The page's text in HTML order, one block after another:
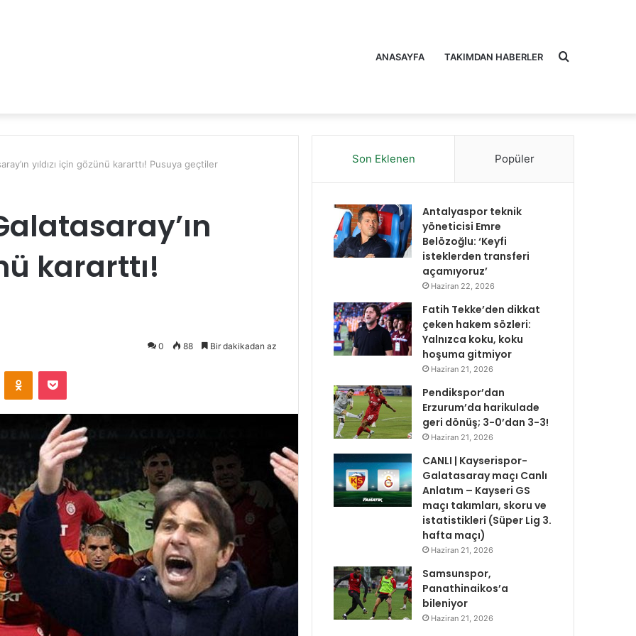
ANASAYFA TAKIMDAN HABERLER Arama
yıldızı için gözünü kararttı! Pusuya geçtiler
kararttı!
0 88 Bir dakikadan az
Odnoklassniki
Pocket
Son Eklenen Popüler
Antalyaspor teknik
yöneticisi Emre
Belözoğlu: ‘Keyfi
isteklerden transferi
açamıyoruz’
Haziran 22, 2026
Fatih Tekke’den dikkat
çeken hakem sözleri:
Yalnızca koku, koku
hoşuma gitmiyor
Haziran 21, 2026
Pendikspor’dan
Erzurum’da harikulade
geri dönüş; 3-0’dan 3-3!
Haziran 21, 2026
CANLI | Kayserispor-
Galatasaray maçı Canlı
Anlatım – Kayseri GS
maçı takımları, skoru ve
istatistikleri (Süper Lig 3.
hafta maçı)
Haziran 21, 2026
Samsunspor,
Panathinaikos’a
bileniyor
Haziran 21, 2026